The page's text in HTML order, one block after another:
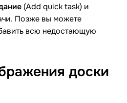
(Add quick task) и
Позже вы можете
всю недостающую
доски